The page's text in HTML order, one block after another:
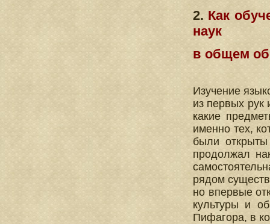
2. Как
наук
в общем
Изучение
из первых рук
какие
именно тех,
были
продолжал
рядом
но впервые
культуры и
Пифагора, в